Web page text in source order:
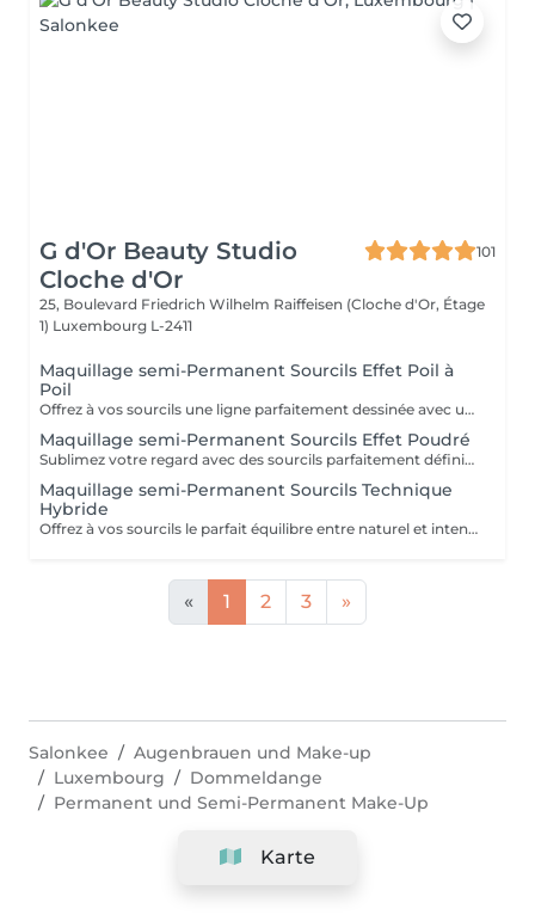
G d'Or Beauty Studio
Cloche d'Or
101
25, Boulevard Friedrich Wilhelm Raiffeisen (Cloche d'Or, Étage
1) Luxembourg L-2411
Maquillage semi-Permanent Sourcils Effet Poil à
Poil
Offrez à vos sourcils une ligne parfaitement dessinée avec un rendu ultra naturel. La technique poil à poil permet de recréer chaque poil avec finesse pour un effet réaliste, idéal pour combler les zones clairsemées et structurer le regard en douceur. Résultat longue durée, harmonieux et adapté à la morphologie de votre visage, pour des sourcils impeccables au quotidien, sans maquillage.
Maquillage semi-Permanent Sourcils Effet Poudré
Sublimez votre regard avec des sourcils parfaitement définis et intensifiés. La technique effet poudré offre un rendu maquillé, doux et uniforme, similaire à un effet crayon ou ombré. Idéale pour structurer le regard et apporter plus de densité tout en restant élégant. Résultat longue durée, soigné et adapté à votre visage, pour des sourcils impeccables jour après jour sans effort.
Maquillage semi-Permanent Sourcils Technique
Hybride
Offrez à vos sourcils le parfait équilibre entre naturel et intensité. La technique hybride combine le poil à poil et l'effet poudré pour un rendu à la fois réaliste et structuré. Idéale pour combler les zones clairsemées tout en apportant de la densité et une finition légèrement maquillée. Résultat longue durée, harmonieux et personnalisé, pour des sourcils sublimés au quotidien sans effort.
« 1 2 3 »
Karte
Salonkee
Augenbrauen und Make-up
Luxembourg
Dommeldange
Permanent und Semi-Permanent Make-Up